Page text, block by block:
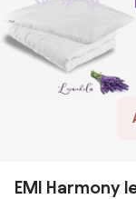
EMI Harmony